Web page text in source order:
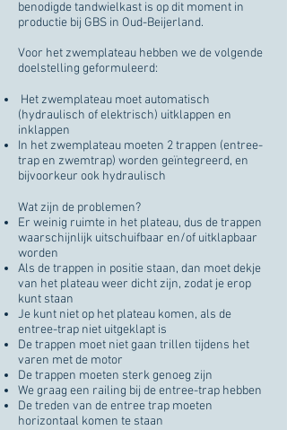
benodigde tandwielkast is op dit moment in
productie bij GBS in Oud-Beijerland.
Voor het zwemplateau hebben we de volgende
doelstelling geformuleerd:
Het zwemplateau moet automatisch
(hydraulisch of elektrisch) uitklappen en
inklappen
In het zwemplateau moeten 2 trappen (entree-
trap en zwemtrap) worden geïntegreerd, en
bijvoorkeur ook hydraulisch
Wat zijn de problemen?
Er weinig ruimte in het plateau, dus de trappen
waarschijnlijk uitschuifbaar en/of uitklapbaar
worden
Als de trappen in positie staan, dan moet dekje
van het plateau weer dicht zijn, zodat je erop
kunt staan
Je kunt niet op het plateau komen, als de
entree-trap niet uitgeklapt is
De trappen moet niet gaan trillen tijdens het
varen met de motor
De trappen moeten sterk genoeg zijn
We graag een railing bij de entree-trap hebben
De treden van de entree trap moeten
horizontaal komen te staan